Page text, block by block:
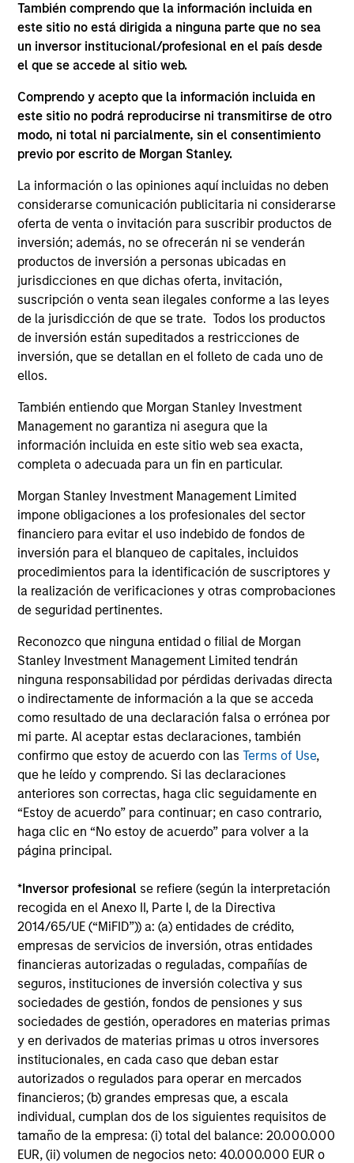
También comprendo que la información incluida en
este sitio no está dirigida a ninguna parte que no sea
un inversor institucional/profesional en el país desde
el que se accede al sitio web.
Comprendo y acepto que la información incluida en
este sitio no podrá reproducirse ni transmitirse de otro
modo, ni total ni parcialmente, sin el consentimiento
previo por escrito de Morgan Stanley.
La información o las opiniones aquí incluidas no deben
considerarse comunicación publicitaria ni considerarse
oferta de venta o invitación para suscribir productos de
inversión; además, no se ofrecerán ni se venderán
productos de inversión a personas ubicadas en
jurisdicciones en que dichas oferta, invitación,
suscripción o venta sean ilegales conforme a las leyes
de la jurisdicción de que se trate. Todos los productos
de inversión están supeditados a restricciones de
inversión, que se detallan en el folleto de cada uno de
ellos.
También entiendo que Morgan Stanley Investment
Management no garantiza ni asegura que la
información incluida en este sitio web sea exacta,
completa o adecuada para un fin en particular.
Morgan Stanley Investment Management Limited
impone obligaciones a los profesionales del sector
financiero para evitar el uso indebido de fondos de
inversión para el blanqueo de capitales, incluidos
procedimientos para la identificación de suscriptores y
la realización de verificaciones y otras comprobaciones
de seguridad pertinentes.
Reconozco que ninguna entidad o filial de Morgan
Stanley Investment Management Limited tendrán
ninguna responsabilidad por pérdidas derivadas directa
o indirectamente de información a la que se acceda
como resultado de una declaración falsa o errónea por
mi parte. Al aceptar estas declaraciones, también
confirmo que estoy de acuerdo con lasTerms of Use,
que he leído y comprendo. Si las declaraciones
anteriores son correctas, haga clic seguidamente en
“Estoy de acuerdo” para continuar; en caso contrario,
haga clic en “No estoy de acuerdo” para volver a la
página principal.
*Inversor profesional se refiere (según la interpretación
recogida en el Anexo II, Parte I, de la Directiva
2014/65/UE (“MiFID”)) a: (a) entidades de crédito,
empresas de servicios de inversión, otras entidades
financieras autorizadas o reguladas, compañías de
seguros, instituciones de inversión colectiva y sus
sociedades de gestión, fondos de pensiones y sus
sociedades de gestión, operadores en materias primas
y en derivados de materias primas u otros inversores
institucionales, en cada caso que deban estar
autorizados o regulados para operar en mercados
financieros; (b) grandes empresas que, a escala
individual, cumplan dos de los siguientes requisitos de
tamaño de la empresa: (i) total del balance: 20.000.000
EUR, (ii) volumen de negocios neto: 40.000.000 EUR o
EMPLEADOS
5.000
26
OFICINAS
59
Por qué invertir con
nosotros
Equipos de inversión
especializados
Los equipos de inversión independientes tienen la
capacidad de pensar de forma diferente y se
esfuerzan por ofrecer excelencia en la inversión a
través de una amplia gama de estrategias altamente
especializadas.
Enfoque en el servicio al
cliente
Además de ofrecer análisis y comentarios oportunos
sobre las carteras, compartimos nuestras
perspectivas únicas con los clientes a través de
conferencias, webcasts y liderazgo intelectual.